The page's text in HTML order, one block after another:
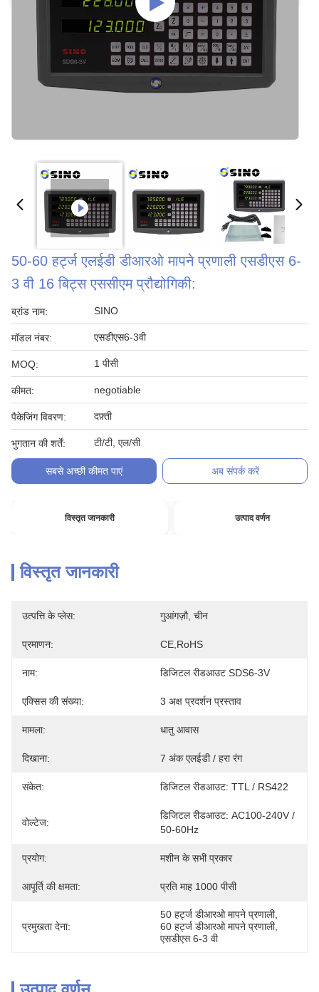
50-60 हर्ट्ज एलईडी डीआरओ मापने प्रणाली एसडीएस 6-
3 वी 16 बिट्स एससीएम प्रौद्योगिकी:
ब्रांड नाम: SINO
मॉडल नंबर: एसडीएस6-3वी
MOQ: 1 पीसी
कीमत: negotiable
पैकेजिंग विवरण: दफ़्ती
भुगतान की शर्तें: टी/टी, एल/सी
सबसे अच्छी कीमत पाएं अब संपर्क करें
विस्तृत जानकारी उत्पाद वर्णन
विस्तृत जानकारी
उत्पत्ति के प्लेस: गुआंगज़ौ, चीन
प्रमाणन: CE,RoHS
नाम: डिजिटल रीडआउट SDS6-3V
एक्सिस की संख्या: 3 अक्ष प्रदर्शन प्रस्ताव
मामला: धातु आवास
दिखाना: 7 अंक एलईडी / हरा रंग
संकेत: डिजिटल रीडआउट: TTL / RS422
वोल्टेज:
डिजिटल रीडआउट: AC100-240V /
50-60Hz
प्रयोग: मशीन के सभी प्रकार
आपूर्ति की क्षमता: प्रति माह 1000 पीसी
प्रमुखता देना:
50 हर्ट्ज डीआरओ मापने प्रणाली,
60 हर्ट्ज डीआरओ मापने प्रणाली,
एसडीएस 6-3 वी